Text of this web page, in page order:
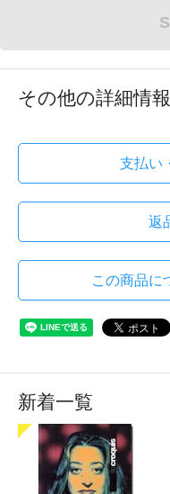
その他の詳細情報
支払い
返
この商品に
新着一覧